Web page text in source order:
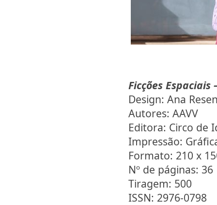
Ficções
Design: Ana
Autores: AAVV
Editora: Circo de
Impressão:
Formato: 210 x
Nº de páginas: 36
Tiragem: 500
ISSN: 2976-0798